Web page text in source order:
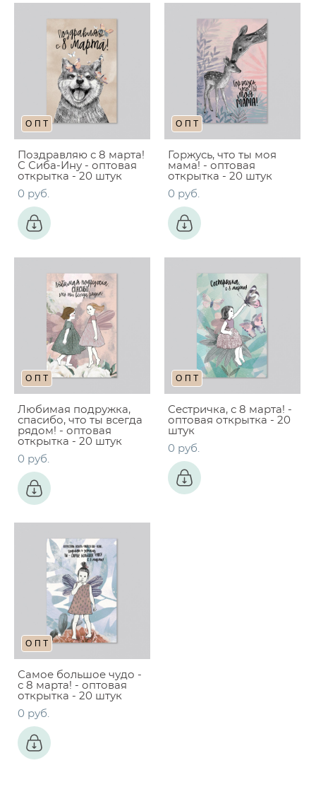
ОПТ
Поздравляю с 8 марта!
С Сиба-Ину - оптовая
открытка - 20 штук
0 pуб.
ОПТ
Горжусь, что ты моя
мама! - оптовая
открытка - 20 штук
0 pуб.
ОПТ
Любимая подружка,
спасибо, что ты всегда
рядом! - оптовая
открытка - 20 штук
0 pуб.
ОПТ
Сестричка, с 8 марта! -
оптовая открытка - 20
штук
0 pуб.
ОПТ
Самое большое чудо -
с 8 марта! - оптовая
открытка - 20 штук
0 pуб.